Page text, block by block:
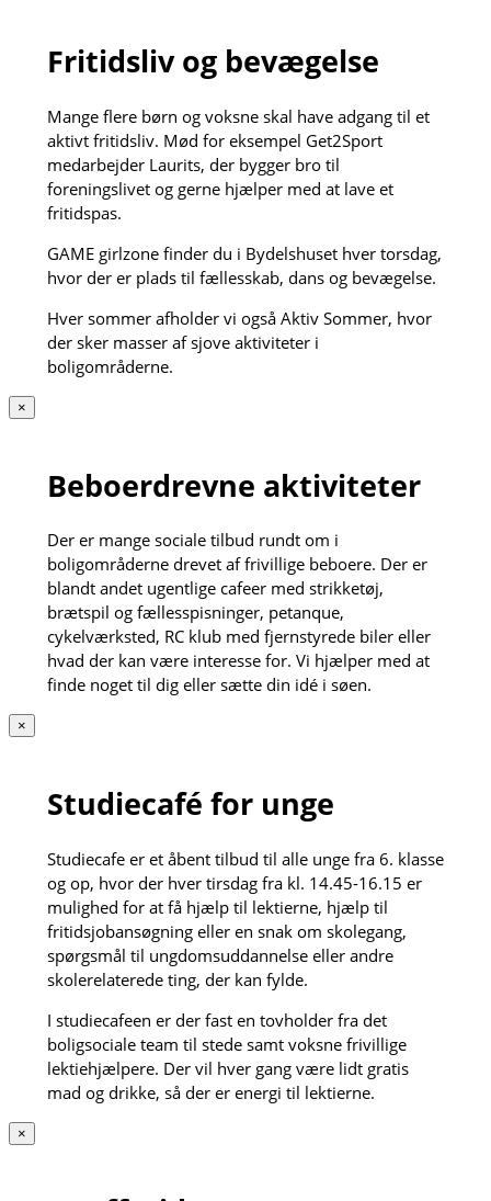
Fritidsliv og bevægelse
Mange flere børn og voksne skal have adgang til et
aktivt fritidsliv. Mød for eksempel Get2Sport
medarbejder Laurits, der bygger bro til
foreningslivet og gerne hjælper med at lave et
fritidspas.
GAME girlzone finder du i Bydelshuset hver torsdag,
hvor der er plads til fællesskab, dans og bevægelse.
Hver sommer afholder vi også Aktiv Sommer, hvor
der sker masser af sjove aktiviteter i
boligområderne.
×
Beboerdrevne aktiviteter
Der er mange sociale tilbud rundt om i
boligområderne drevet af frivillige beboere. Der er
blandt andet ugentlige cafeer med strikketøj,
brætspil og fællesspisninger, petanque,
cykelværksted, RC klub med fjernstyrede biler eller
hvad der kan være interesse for. Vi hjælper med at
finde noget til dig eller sætte din idé i søen.
×
Studiecafé for unge
Studiecafe er et åbent tilbud til alle unge fra 6. klasse
og op, hvor der hver tirsdag fra kl. 14.45-16.15 er
mulighed for at få hjælp til lektierne, hjælp til
fritidsjobansøgning eller en snak om skolegang,
spørgsmål til ungdomsuddannelse eller andre
skolerelaterede ting, der kan fylde.
I studiecafeen er der fast en tovholder fra det
boligsociale team til stede samt voksne frivillige
lektiehjælpere. Der vil hver gang være lidt gratis
mad og drikke, så der er energi til lektierne.
×